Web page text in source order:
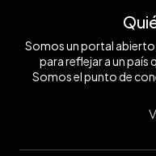
Somos un portal
para reflejar a un país
Somos el punto de